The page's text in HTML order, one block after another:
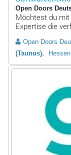
Open Doors
Möchtest du
Expertise die
Open Doors
(Taunus)